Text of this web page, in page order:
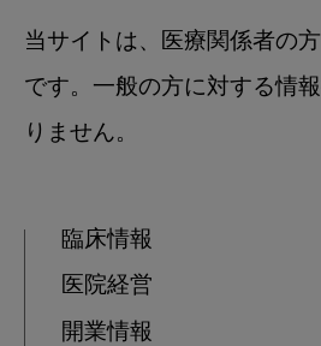
当サイトは、医療関係者の
です。一般の方に対する情
りません。
臨床情報
医院経営
開業情報